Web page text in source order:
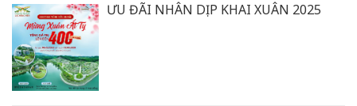
ƯU ĐÃI NHÂN DỊP KHAI XUÂN 2025